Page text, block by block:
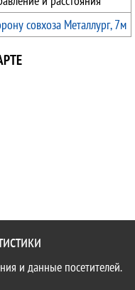
совхоза Металлург, 7м
и данные посетителей.